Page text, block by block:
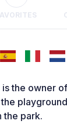
the owner
the
the park.